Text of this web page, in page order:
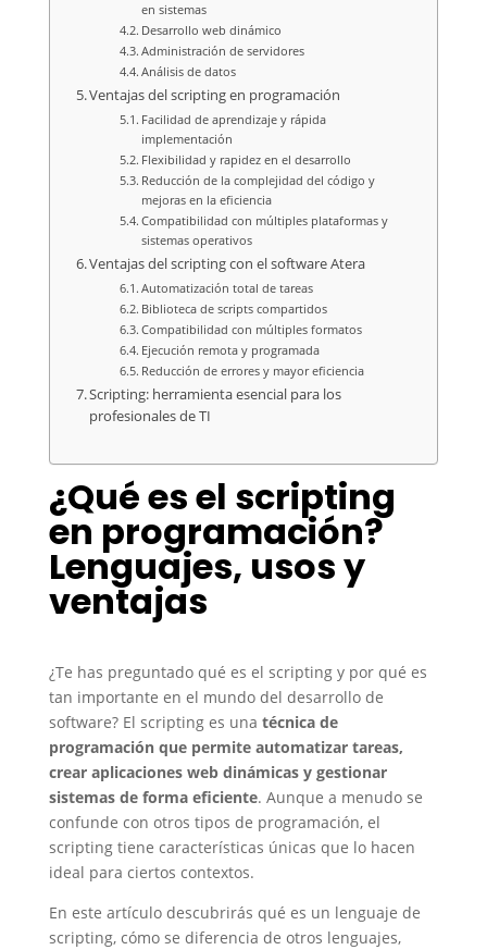
en sistemas
Desarrollo web dinámico
Administración de servidores
Análisis de datos
Ventajas del scripting en programación
Facilidad de aprendizaje y rápida
implementación
Flexibilidad y rapidez en el desarrollo
Reducción de la complejidad del código y
mejoras en la eficiencia
Compatibilidad con múltiples plataformas y
sistemas operativos
Ventajas del scripting con el software Atera
Automatización total de tareas
Biblioteca de scripts compartidos
Compatibilidad con múltiples formatos
Ejecución remota y programada
Reducción de errores y mayor eficiencia
Scripting: herramienta esencial para los
profesionales de TI
¿Qué es el scripting
en programación?
Lenguajes, usos y
ventajas
¿Te has preguntado qué es el scripting y por qué es
tan importante en el mundo del desarrollo de
software? El scripting es una técnica de
programación que permite automatizar tareas,
crear aplicaciones web dinámicas y gestionar
sistemas de forma eficiente. Aunque a menudo se
confunde con otros tipos de programación, el
scripting tiene características únicas que lo hacen
ideal para ciertos contextos.
En este artículo descubrirás qué es un lenguaje de
scripting, cómo se diferencia de otros lenguajes,